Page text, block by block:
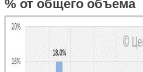
% от общего объема